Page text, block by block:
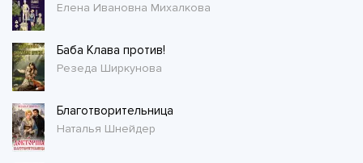
Елена Ивановна Михалкова
Баба Клава против!
Резеда Ширкунова
Благотворительница
Наталья Шнейдер